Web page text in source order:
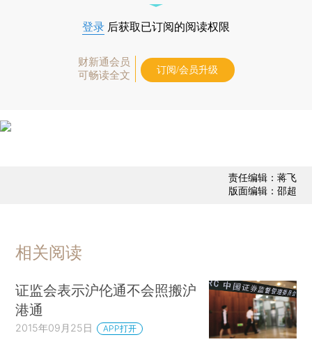
登录 后获取已订阅的阅读权限
财新通会员
可畅读全文
订阅/会员升级
责任编辑：蒋飞
版面编辑：邵超
相关阅读
证监会表示沪伦通不会照搬沪
港通
2015年09月25日 APP打开